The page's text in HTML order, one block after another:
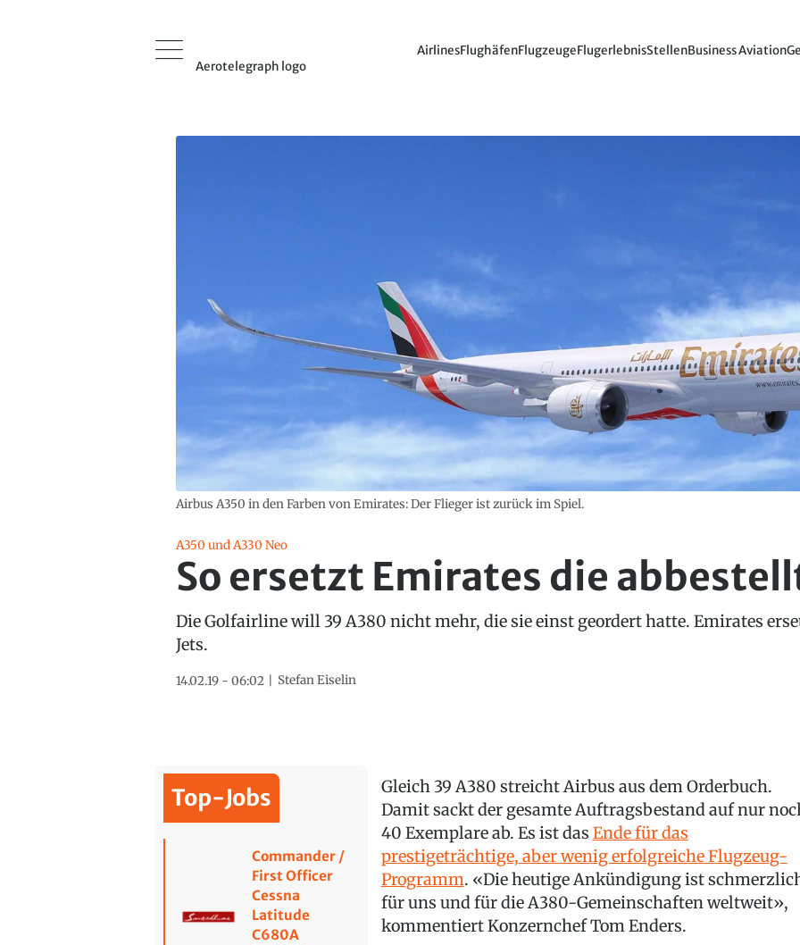
Aerotelegraph logo
AirlinesFlughäfenFlugzeugeFlugerlebnisStellenBusiness Aviation
Airbus A350 in den Farben von Emirates: Der Flieger ist zurück im Spiel.
A350 und A330 Neo
So ersetzt Emirates die
Die Golfairline will 39 A380 nicht mehr, die sie einst geordert hatte. Emirates
Jets.
14.02.19 - 06:02 Stefan Eiselin
Top-Jobs
Commander /
First Officer
Cessna
Latitude
C680A
Gleich 39 A380 streicht Airbus aus dem Orderbuch.
Damit sackt der gesamte Auftragsbestand auf nur
40 Exemplare ab. Es ist das Ende für das
prestigeträchtige, aber wenig erfolgreiche Flugzeug-
Programm. «Die heutige Ankündigung ist
für uns und für die A380-Gemeinschaften weltweit»,
kommentiert Konzernchef Tom Enders.